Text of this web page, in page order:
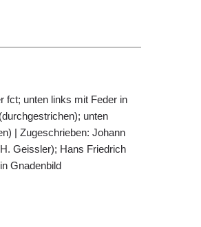
fct; unten links mit Feder in
unten
| Zugeschrieben: Johann
Geissler); Hans Friedrich
Gnadenbild